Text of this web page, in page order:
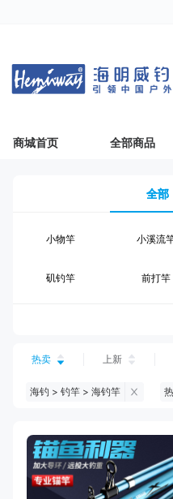
商城首页 全部商品
全部
小物竿 小溪流
矶钓竿 前打竿
台钓仕挂
钓鱼伞 台钓服
黑坑浮漂 黑坑配
黑坑饵料 马口竿
热卖 上新
海钓 > 钓竿 > 海钓竿